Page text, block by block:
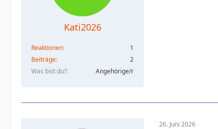
Kati2026
Reaktionen
1
Beiträge
2
Was bist du?
Angehörige/r
26. Juni 2026